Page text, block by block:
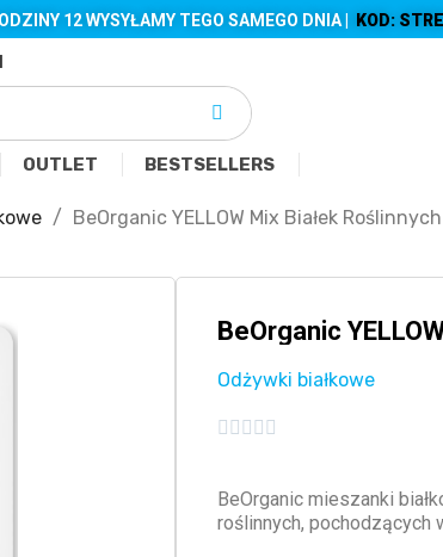
12 WYSYŁAMY TEGO SAMEGO DNIA | KOD:
OUTLET BESTSELLERS
BeOrganic YELLOW Mix Białek
BeOrganic
Odżywki białkowe
    
BeOrganic mieszanki
roślinnych, pochodzących